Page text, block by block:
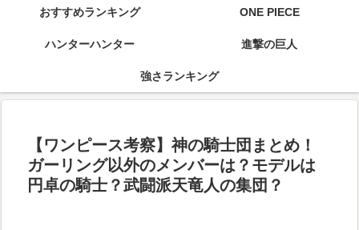
おすすめランキング ONE PIECE
ハンターハンター 進撃の巨人
強さランキング
【ワンピース考察】神の騎士団まとめ！
ガーリング以外のメンバーは？モデルは
円卓の騎士？武闘派天竜人の集団？